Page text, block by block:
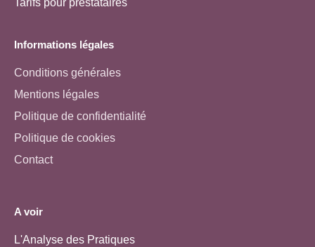
Tarifs pour prestataires
Informations légales
Conditions générales
Mentions légales
Politique de confidentialité
Politique de cookies
Contact
A voir
L'Analyse des Pratiques